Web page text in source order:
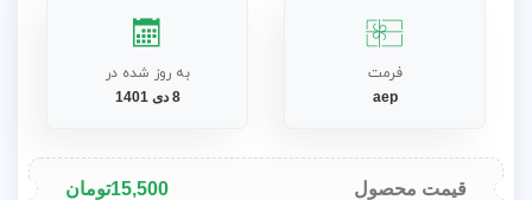
فرمت
aep
به روز شده در
8 دی 1401
قیمت محصول 15,500تومان